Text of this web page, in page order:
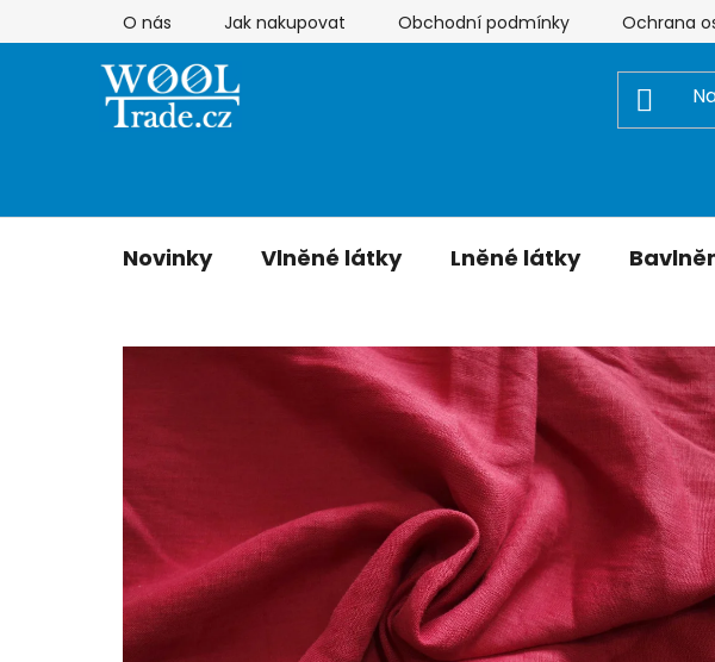
na
O nás Jak nakupovat Obchodní podmínky Ochrana
Novinky Vlněné látky Lněné látky